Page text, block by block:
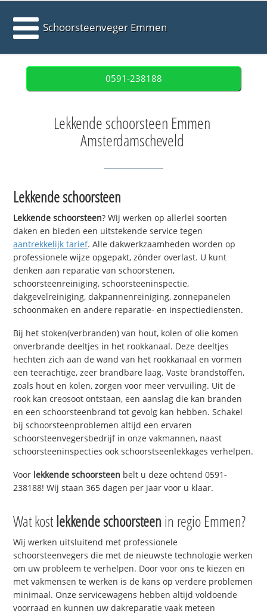
Schoorsteenveger Emmen
0591-238188
Lekkende schoorsteen Emmen
Amsterdamscheveld
Lekkende schoorsteen
Lekkende schoorsteen? Wij werken op allerlei soorten
daken en bieden een uitstekende service tegen
aantrekkelijk tarief. Alle dakwerkzaamheden worden op
professionele wijze opgepakt, zónder overlast. U kunt
denken aan reparatie van schoorstenen,
schoorsteenreiniging, schoorsteeninspectie,
dakgevelreiniging, dakpannenreiniging, zonnepanelen
schoonmaken en andere reparatie- en inspectiediensten.
Bij het stoken(verbranden) van hout, kolen of olie komen
onverbrande deeltjes in het rookkanaal. Deze deeltjes
hechten zich aan de wand van het rookkanaal en vormen
een teerachtige, zeer brandbare laag. Vaste brandstoffen,
zoals hout en kolen, zorgen voor meer vervuiling. Uit de
rook kan creosoot ontstaan, een aanslag die kan branden
en een schoorsteenbrand tot gevolg kan hebben. Schakel
bij schoorsteenproblemen altijd een ervaren
schoorsteenvegersbedrijf in onze vakmannen, naast
schoorsteeninspecties ook schoorstseenlekkages verhelpen.
Voor lekkende schoorsteen belt u deze ochtend 0591-
238188! Wij staan 365 dagen per jaar voor u klaar.
Wat kostlekkende schoorsteen in regio Emmen?
Wij werken uitsluitend met professionele
schoorsteenvegers die met de nieuwste technologie werken
om uw probleem te verhelpen. Door voor ons te kiezen en
met vakmensen te werken is de kans op verdere problemen
minimaal. Onze servicewagens hebben altijd voldoende
voorraad en kunnen uw dakreparatie vaak meteen